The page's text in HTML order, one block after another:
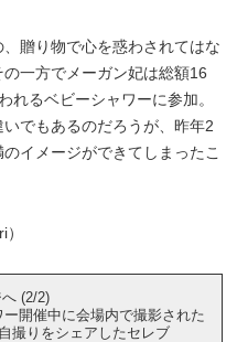
贈り物で心を惑わされてはな
一方でメーガン妃は総額16
れるベビーシャワーに参加。
でもあるのだろうが、昨年2
イメージができてしまったこ
(2/2)
ー開催中に会場内で撮影された
撮りをシェアしたセレブ